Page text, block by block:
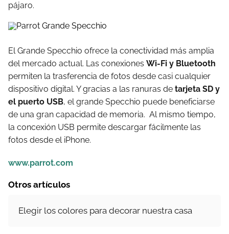
pájaro.
El Grande Specchio ofrece la conectividad más amplia
del mercado actual. Las conexiones Wi-Fi y Bluetooth
permiten la trasferencia de fotos desde casi cualquier
dispositivo digital. Y gracias a las ranuras de tarjeta SD y
el puerto USB, el grande Specchio puede beneficiarse
de una gran capacidad de memoria. Al mismo tiempo,
la concexión USB permite descargar fácilmente las
fotos desde el iPhone.
www.parrot.com
Otros artículos
Elegir los colores para decorar nuestra casa